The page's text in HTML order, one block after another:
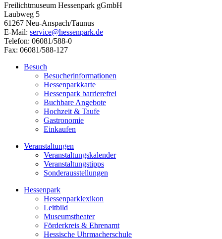
Freilichtmuseum Hessenpark gGmbH
Laubweg 5
61267 Neu-Anspach/Taunus
E-Mail: service@hessenpark.de
Telefon: 06081/588-0
Fax: 06081/588-127
Besuch
Besucherinformationen
Hessenparkkarte
Hessenpark barrierefrei
Buchbare Angebote
Hochzeit & Taufe
Gastronomie
Einkaufen
Veranstaltungen
Veranstaltungskalender
Veranstaltungstipps
Sonderausstellungen
Hessenpark
Hessenparklexikon
Leitbild
Museumstheater
Förderkreis & Ehrenamt
Hessische Uhrmacherschule